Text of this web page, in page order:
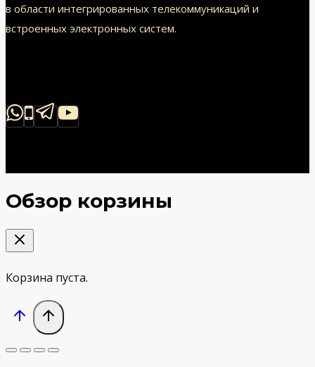
в области интегрированных телекоммуникаций и
встроенных электронных систем.
Обзор корзины
Корзина пуста.